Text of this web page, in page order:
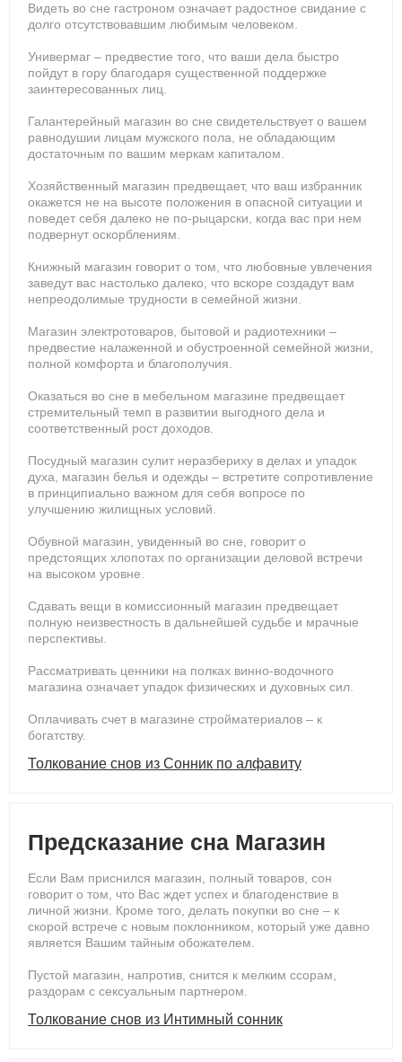
Видеть во сне гастроном означает радостное свидание с
долго отсутствовавшим любимым человеком.
Универмаг – предвестие того, что ваши дела быстро
пойдут в гору благодаря существенной поддержке
заинтересованных лиц.
Галантерейный магазин во сне свидетельствует о вашем
равнодушии лицам мужского пола, не обладающим
достаточным по вашим меркам капиталом.
Хозяйственный магазин предвещает, что ваш избранник
окажется не на высоте положения в опасной ситуации и
поведет себя далеко не по-рыцарски, когда вас при нем
подвернут оскорблениям.
Книжный магазин говорит о том, что любовные увлечения
заведут вас настолько далеко, что вскоре создадут вам
непреодолимые трудности в семейной жизни.
Магазин электротоваров, бытовой и радиотехники –
предвестие налаженной и обустроенной семейной жизни,
полной комфорта и благополучия.
Оказаться во сне в мебельном магазине предвещает
стремительный темп в развитии выгодного дела и
соответственный рост доходов.
Посудный магазин сулит неразбериху в делах и упадок
духа, магазин белья и одежды – встретите сопротивление
в принципиально важном для себя вопросе по
улучшению жилищных условий.
Обувной магазин, увиденный во сне, говорит о
предстоящих хлопотах по организации деловой встречи
на высоком уровне.
Сдавать вещи в комиссионный магазин предвещает
полную неизвестность в дальнейшей судьбе и мрачные
перспективы.
Рассматривать ценники на полках винно-водочного
магазина означает упадок физических и духовных сил.
Оплачивать счет в магазине стройматериалов – к
богатству.
Толкование снов из Сонник по алфавиту
Предсказание сна Магазин
Если Вам приснился магазин, полный товаров, сон
говорит о том, что Вас ждет успех и благоденствие в
личной жизни. Кроме того, делать покупки во сне – к
скорой встрече с новым поклонником, который уже давно
является Вашим тайным обожателем.
Пустой магазин, напротив, снится к мелким ссорам,
раздорам с сексуальным партнером.
Толкование снов из Интимный сонник